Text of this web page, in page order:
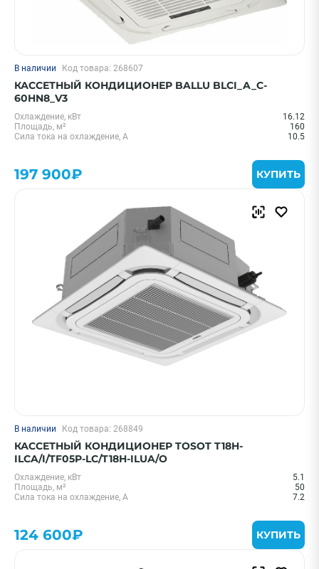
В наличии Код товара: 268607
КАССЕТНЫЙ КОНДИЦИОНЕР BALLU BLCI_A_C-
60HN8_V3
Охлаждение, кВт
16.12
Площадь, м²
160
Сила тока на охлаждение, А
10.5
197 900₽ КУПИТЬ
В наличии Код товара: 268849
КАССЕТНЫЙ КОНДИЦИОНЕР TOSOT T18H-
ILCA/I/TF05P-LC/T18H-ILUA/O
Охлаждение, кВт
5.1
Площадь, м²
50
Сила тока на охлаждение, А
7.2
124 600₽ КУПИТЬ